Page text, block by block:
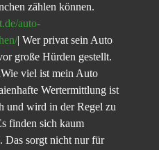
zählen können.
auto-
| Wer privat sein Auto
große Hürden gestellt.
viel ist mein Auto
Wertermittlung ist
und wird in der Regel zu
finden sich kaum
Das sorgt nicht nur für